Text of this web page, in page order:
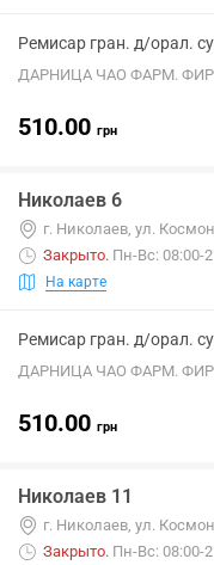
Ремисар гран. д/орал.
ДАРНИЦА ЧАО ФАРМ.
510.00 грн
Николаев 6
г. Николаев, ул.
Закрыто. Пн-Вс: 08:00-
На карте
Ремисар гран. д/орал.
ДАРНИЦА ЧАО ФАРМ.
510.00 грн
Николаев 11
г. Николаев, ул.
Закрыто. Пн-Вс: 08:00-